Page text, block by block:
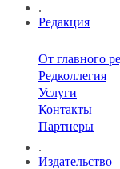
.
Редакция
От главного
Редколлегия
Услуги
Контакты
Партнеры
.
Издательство